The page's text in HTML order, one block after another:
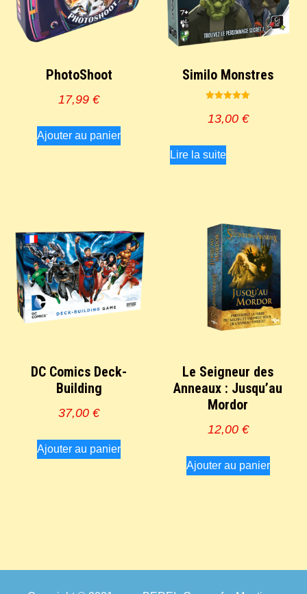
PhotoShoot
17,99€
Ajouter au panier
Similo Monstres
5.00
sur 5
13,00 €
Lire la suite
DC Comics Deck-
Building
37,00€
Ajouter au panier
Le Seigneur des
Anneaux : Jusqu’au
Mordor
12,00 €
Ajouter au panier